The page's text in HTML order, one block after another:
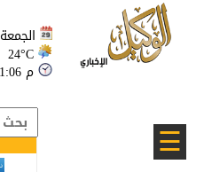
الجمعة 2026-08-07
24°C
11:06 م
☰